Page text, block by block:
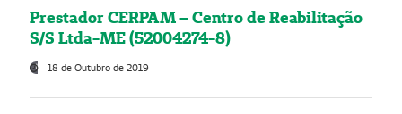
Prestador CERPAM – Centro de Reabilitação
S/S Ltda-ME (52004274-8)
18 de Outubro de 2019